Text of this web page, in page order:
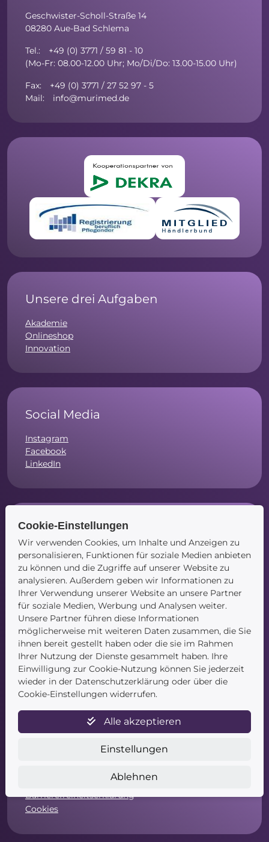
Geschwister-Scholl-Straße 14
08280 Aue-Bad Schlema
Tel.: +49 (0) 3771 / 59 81 - 10
(Mo-Fr: 08.00-12.00 Uhr; Mo/Di/Do: 13.00-15.00 Uhr)
Fax: +49 (0) 3771 / 27 52 97 - 5
Mail: info@murimed.de
Unsere drei Aufgaben
Akademie
Onlineshop
Innovation
Social Media
Instagram
Facebook
LinkedIn
Navigation
Startseite
Blog
Kontakt
Service
Newsletter
Datenschutz
Widerrufsformular
Barrierefreiheitserklärung
Cookies
Cookie-Einstellungen
Wir verwenden Cookies, um Inhalte und Anzeigen zu
personalisieren, Funktionen für soziale Medien anbieten
zu können und die Zugriffe auf unserer Website zu
analysieren. Außerdem geben wir Informationen zu
Ihrer Verwendung unserer Website an unsere Partner
für soziale Medien, Werbung und Analysen weiter.
Unsere Partner führen diese Informationen
möglicherweise mit weiteren Daten zusammen, die Sie
ihnen bereit gestellt haben oder die sie im Rahmen
Ihrer Nutzung der Dienste gesammelt haben. Ihre
Einwilligung zur Cookie-Nutzung können Sie jederzeit
wieder in der Datenschutzerklärung oder über die
Cookie-Einstellungen widerrufen.
Alle akzeptieren
Einstellungen
Ablehnen